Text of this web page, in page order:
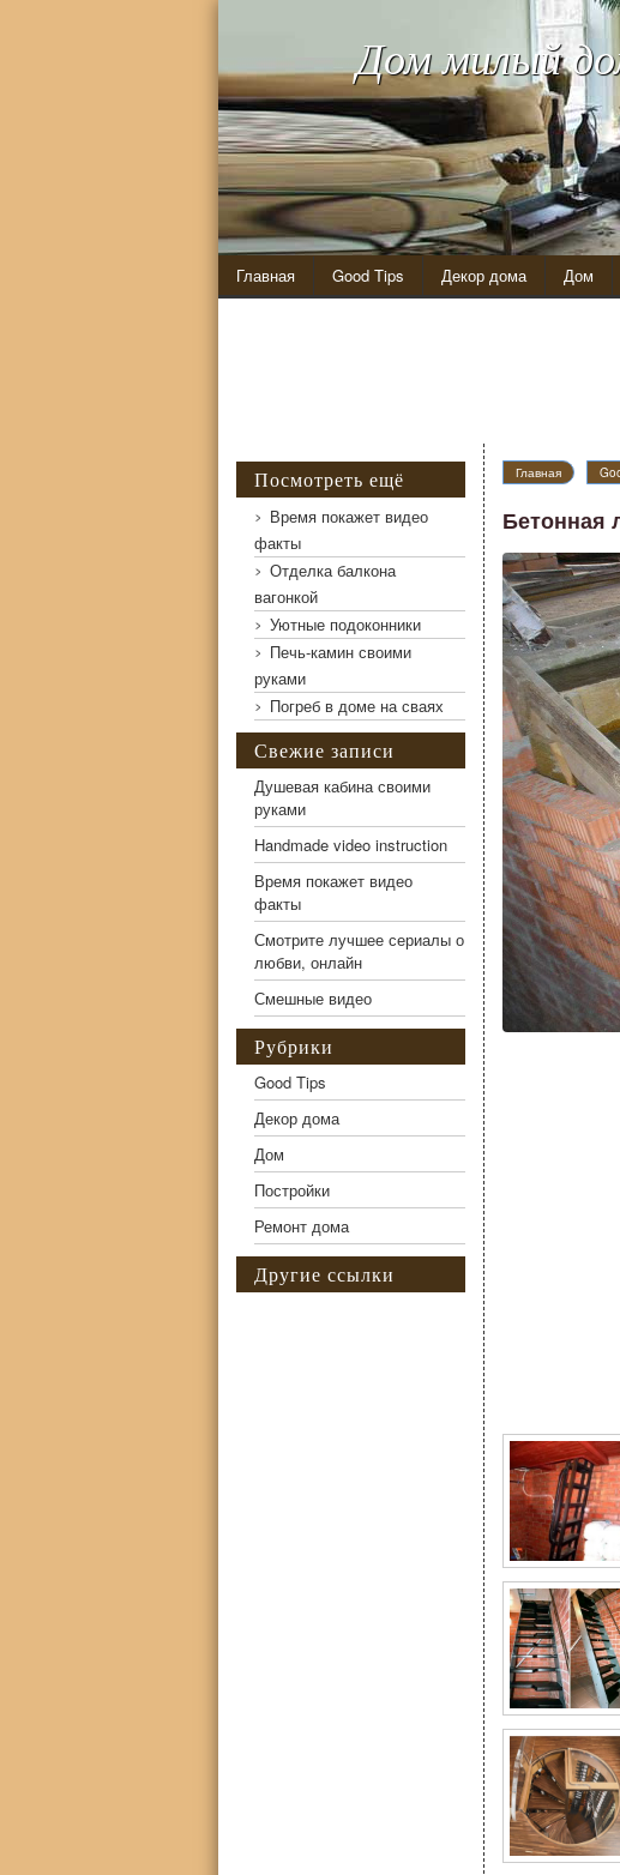
Дом милый
Главная Good Tips Декор дома Дом
Главная
Бетонная
Бетонная лестница своими руками – прочность и долговечность
Посмотреть ещё
Время покажет видео
факты
Отделка балкона
вагонкой
Уютные подоконники
Печь-камин своими
руками
Погреб в доме на сваях
Свежие записи
Душевая кабина своими
руками
Handmade video instruction
Время покажет видео
факты
Смотрите лучшее сериалы о
любви, онлайн
Смешные видео
Рубрики
Good Tips
Декор дома
Дом
Постройки
Ремонт дома
Другие ссылки